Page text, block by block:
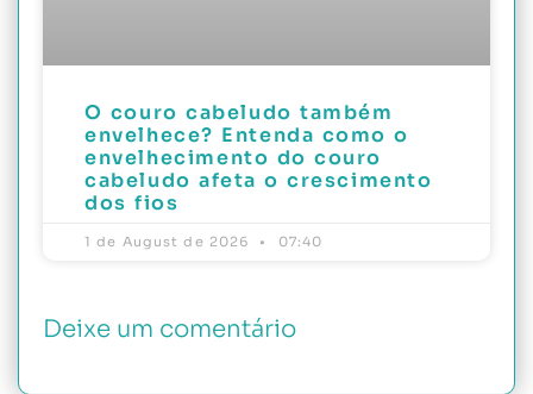
O couro cabeludo também
envelhece? Entenda como o
envelhecimento do couro
cabeludo afeta o crescimento
dos fios
1 de August de 2026 07:40
Deixe um comentário